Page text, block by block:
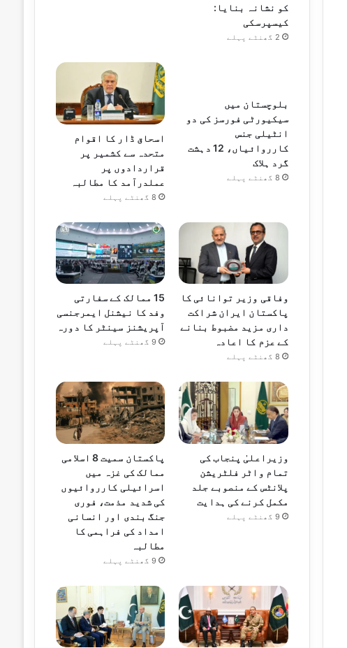
کو نشانہ بنایا:
کیسپرسکی
2 گھنٹے پہلے
بلوچستان میں
سیکیورٹی فورسز کی دو
انٹیلی جنس
کارروائیاں، 12 دہشت
گرد ہلاک
8 گھنٹے پہلے
اسحاق ڈار کا اقوام
متحدہ سے کشمیر پر
قراردادوں پر
عملدرآمد کا مطالبہ
8 گھنٹے پہلے
وفاقی وزیر توانائی کا
پاکستان ایران شراکت
داری مزید مضبوط بنانے
کے عزم کا اعادہ
8 گھنٹے پہلے
15 ممالک کے سفارتی
وفد کا نیشنل ایمرجنسی
آپریشنز سینٹر کا دورہ
9 گھنٹے پہلے
وزیراعلیٰ پنجاب کی
تمام واٹر فلٹریشن
پلانٹس کے منصوبے جلد
مکمل کرنے کی ہدایت
9 گھنٹے پہلے
پاکستان سمیت 8 اسلامی
ممالک کی غزہ میں
اسرائیلی کارروائیوں
کی شدید مذمت، فوری
جنگ بندی اور انسانی
امداد کی فراہمی کا
مطالبہ
9 گھنٹے پہلے